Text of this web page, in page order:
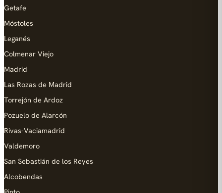
Getafe
Móstoles
Leganés
Colmenar Viejo
Madrid
Las Rozas de Madrid
Torrejón de Ardoz
Pozuelo de Alarcón
Rivas-Vaciamadrid
Valdemoro
San Sebastián de los Reyes
Alcobendas